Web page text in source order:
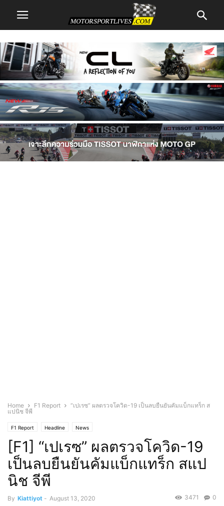
Home F1 Report
“เปเรซ” ผลตรวจโควิด-19 เป็นลบยืนยันคัมแบ็กแทร็ก ส
แปนิช จีพี
F1 Report Headline News
[F1] “เปเรซ” ผลตรวจโควิด-19
เป็นลบยืนยันคัมแบ็กแทร็ก สแป
นิช จีพี
By Kiattiyot - August 13, 2020 0
3471